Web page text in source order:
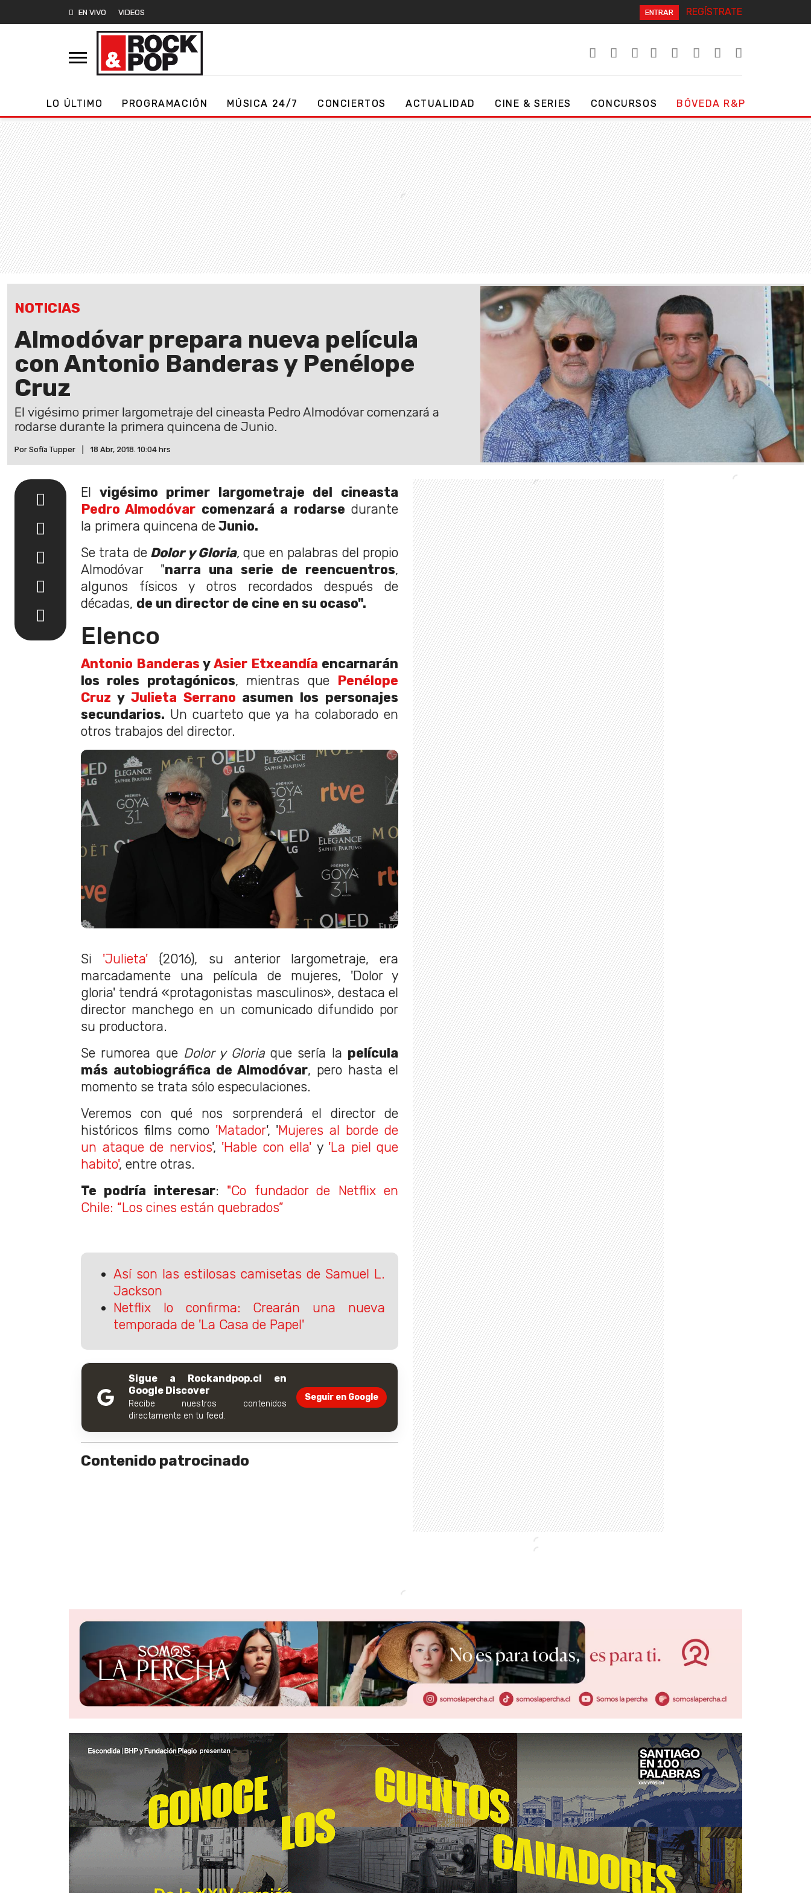
EN VIVO VIDEOS ENTRAR REGÍSTRATE
LO ÚLTIMO PROGRAMACIÓN MÚSICA 24/7 CONCIERTOS ACTUALIDAD CINE & SERIES CONCURSOS BÓVEDA R&P
NOTICIAS
Almodóvar prepara nueva película
con Antonio Banderas y Penélope
Cruz
El vigésimo primer largometraje del cineasta Pedro Almodóvar comenzará a
rodarse durante la primera quincena de Junio.
Por Sofía Tupper 18 Abr, 2018. 10:04 hrs
El vigésimo primer largometraje del cineasta
Pedro Almodóvar comenzará a rodarse durante
la primera quincena de Junio.
Se trata de Dolor y Gloria,que en palabras del propio
Almodóvar "narra una serie de reencuentros,
algunos físicos y otros recordados después de
décadas, de un director de cine en su ocaso".
Elenco
Antonio Banderas y Asier Etxeandía encarnarán
los roles protagónicos, mientras que Penélope
Cruz y Julieta Serrano asumen los personajes
secundarios. Un cuarteto que ya ha colaborado en
otros trabajos del director.
Si 'Julieta' (2016), su anterior largometraje, era
marcadamente una película de mujeres, 'Dolor y
gloria' tendrá «protagonistas masculinos», destaca el
director manchego en un comunicado difundido por
su productora.
Se rumorea que Dolor y Gloriaque sería la película
más autobiográfica de Almodóvar, pero hasta el
momento se trata sólo especulaciones.
Veremos con qué nos sorprenderá el director de
históricos films como 'Matador', 'Mujeres al borde de
un ataque de nervios', 'Hable con ella' y 'La piel que
habito', entre otras.
Te podría interesar: "Co fundador de Netflix en
Chile: “Los cines están quebrados”
Así son las estilosas camisetas de Samuel L.
Jackson
Netflix lo confirma: Crearán una nueva
temporada de 'La Casa de Papel'
Sigue a Rockandpop.cl en
Google Discover
Recibe nuestros contenidos
directamente en tu feed.
Seguir en Google
Contenido patrocinado